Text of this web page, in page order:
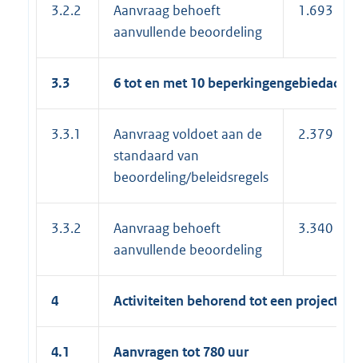
3.2.2
Aanvraag behoeft
aanvullende beoordeling
1.693
3.3 6 tot en met 10
3.3.1
Aanvraag voldoet aan de
standaard van
beoordeling/beleidsregels
2.379
3.3.2
Aanvraag behoeft
aanvullende beoordeling
3.340
4 Activiteiten behorend tot een project
4.1 Aanvragen tot 780 uur